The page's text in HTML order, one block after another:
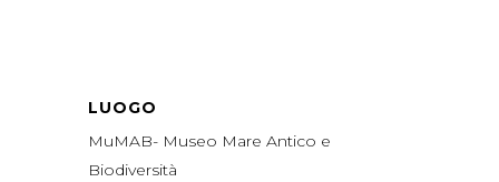
LUOGO
MuMAB- Museo Mare Antico e
Biodiversità